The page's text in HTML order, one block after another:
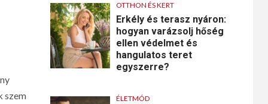
szem
OTTHON ÉS KERT
Erkély és terasz nyáron:
hogyan varázsolj hőség
ellen védelmet és
hangulatos teret
egyszerre?
ÉLETMÓD